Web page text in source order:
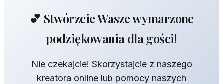
💕 Stwórzcie Wasze wymarzone
podziękowania dla gości!
Nie czekajcie! Skorzystajcie z naszego
kreatora online lub pomocy naszych